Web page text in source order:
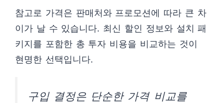
참고로 가격은 판매처와 프로모션에 따라 큰 차
이가 날 수 있습니다. 최신 할인 정보와 설치 패
키지를 포함한 총 투자 비용을 비교하는 것이
현명한 선택입니다.
구입 결정은 단순한 가격 비교를